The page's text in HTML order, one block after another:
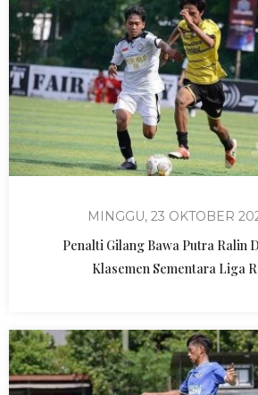
MINGGU, 23 OKTOBER
Penalti Gilang Bawa Putra Ralin
Klasemen Sementara Liga